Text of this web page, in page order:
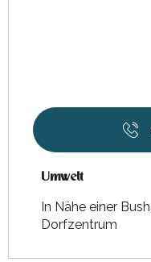
Umwelt
Umwelt
In Nähe einer
Dorfzentrum